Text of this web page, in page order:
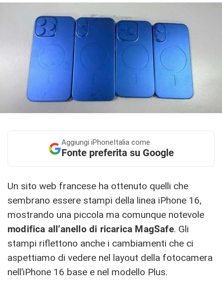
Aggiungi iPhoneItalia come
Fonte preferita su Google
Un sito web francese ha ottenuto quelli che
sembrano essere stampi della linea iPhone 16,
mostrando una piccola ma comunque notevole
modifica all’anello di ricarica MagSafe. Gli
stampi riflettono anche i cambiamenti che ci
aspettiamo di vedere nel layout della fotocamera
nell’iPhone 16 base e nel modello Plus.